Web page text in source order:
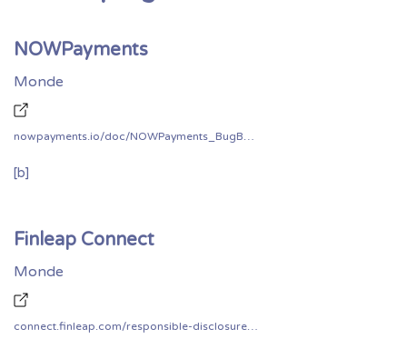
NOWPayments
Monde
nowpayments.io/doc/NOWPayments_BugBounty_program.pdf
[b]
Finleap Connect
Monde
connect.finleap.com/responsible-disclosure-statement/